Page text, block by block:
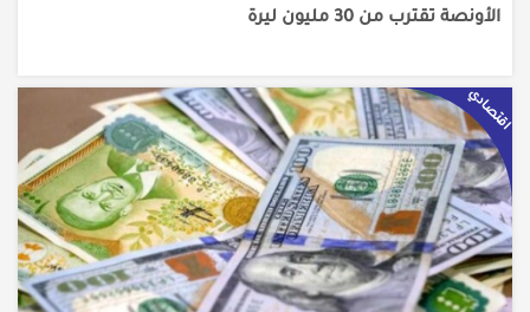
الأونصة تقترب من 30 مليون ليرة
اقتصادي